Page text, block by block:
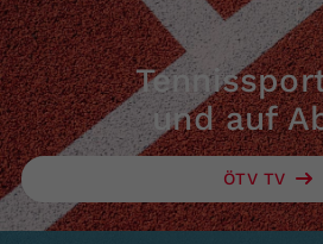
und auf
ÖTV TV